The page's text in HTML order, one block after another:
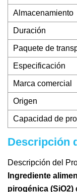
Almacenamiento
Duración
Paquete de
Especificación
Marca comercial
Origen
Capacidad de
Descripción
Descripción del
Ingrediente
pirogénica